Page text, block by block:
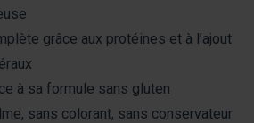
grâce aux protéines et à l’ajout
à sa formule sans gluten
sans colorant, sans conservateur